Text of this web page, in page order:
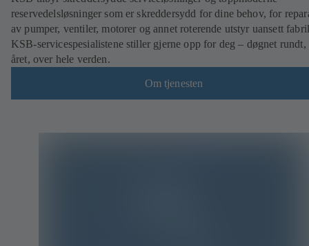
reservedelsløsninger som er skreddersydd for dine behov, for
av pumper, ventiler, motorer og annet roterende utstyr uansett
KSB-servicespesialistene stiller gjerne opp for deg – døgnet rundt,
året, over hele verden.
Om tjenesten